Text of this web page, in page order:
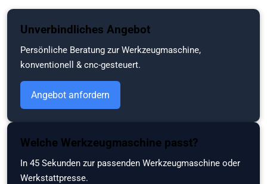
Unverbindliches Angebot
Persönliche Beratung zur Werkzeugmaschine,
konventionell & cnc-gesteuert.
Angebot anfordern
Welche Werkzeugmaschine passt?
In 45 Sekunden zur passenden Werkzeugmaschine oder
Werkstattpresse.
Hauptinhalt
springen